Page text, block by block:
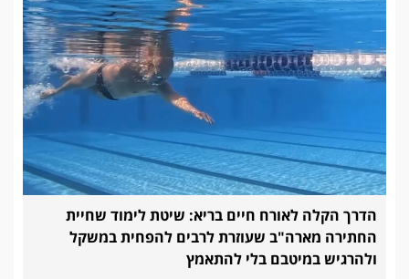
הדרך הקלה לאורח חיים בריא: שיטת לימוד שחיית
החתירה מארה"ב שעוזרת לרבים להפחית במשקל
ולהרגיש במיטבם בלי להתאמץ